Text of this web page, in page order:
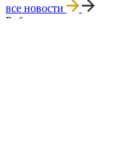
все новости
Рубрики